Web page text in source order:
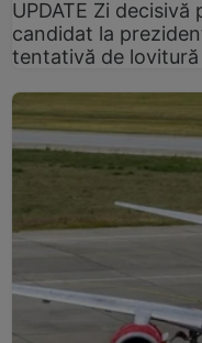
UPDATE Zi
candidat la
tentativă de